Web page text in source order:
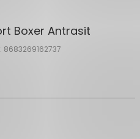
Boxer Antrasit
8683269162737